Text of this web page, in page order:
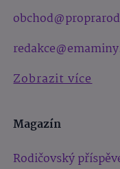
Zobrazit více
Magazín
Rodičovský